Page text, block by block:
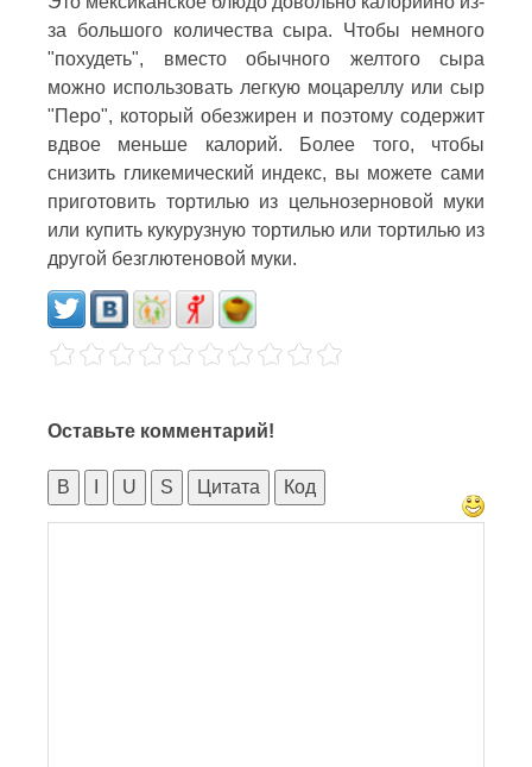
за большого количества сыра. Чтобы немного
"похудеть", вместо обычного желтого сыра
можно использовать легкую моцареллу или сыр
"Перо", который обезжирен и поэтому содержит
вдвое меньше калорий. Более того, чтобы
снизить гликемический индекс, вы можете сами
приготовить тортилью из цельнозерновой муки
или купить кукурузную тортилью или тортилью из
другой безглютеновой муки.
Оставьте комментарий!
B U S Цитата Код